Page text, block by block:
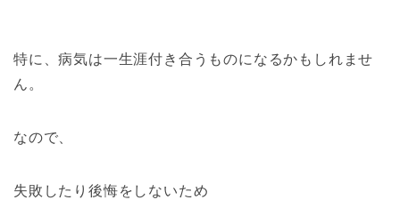
特に、病気は一生涯付き合うものになるかもしれませ
ん。
なので、
失敗したり後悔をしないため